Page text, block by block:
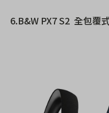
6.B&W PX7 S2 全包覆